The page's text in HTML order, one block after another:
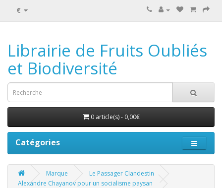
€
Librairie de Fruits Oubliés
et Biodiversité
0 article(s) - 0,00€
Catégories
Marque
Le Passager Clandestin
Alexandre Chayanov pour un socialisme paysan